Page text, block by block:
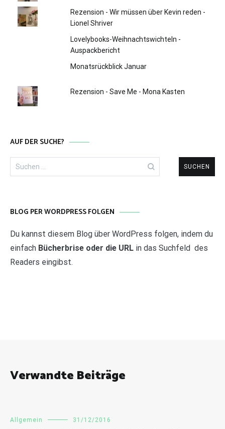
Rezension - Wir müssen über Kevin reden -
Lionel Shriver
Lovelybooks-Weihnachtswichteln -
Auspackbericht
Monatsrückblick Januar
AUF DER SUCHE?
Suchen
nach: